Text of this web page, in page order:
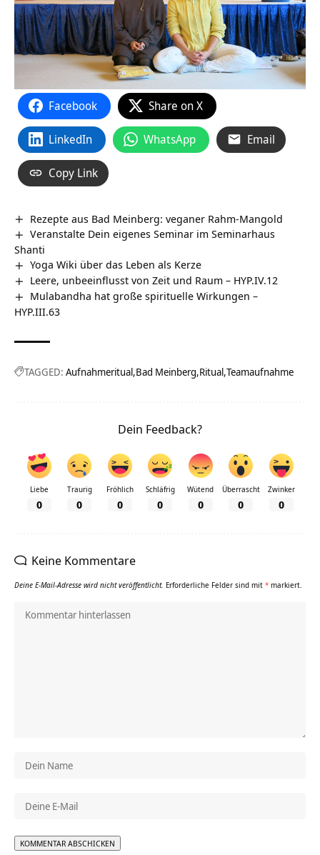
Facebook Share on X
LinkedIn WhatsApp Email
Copy Link
Rezepte aus Bad Meinberg: veganer Rahm-Mangold
Veranstalte Dein eigenes Seminar im Seminarhaus
Shanti
Yoga Wiki über das Leben als Kerze
Leere, unbeeinflusst von Zeit und Raum – HYP.IV.12
Mulabandha hat große spirituelle Wirkungen –
HYP.III.63
TAGGED: Aufnahmeritual Bad Meinberg Ritual Teamaufnahme
Dein Feedback?
Liebe
0
Traurig
0
Fröhlich
0
Schläfrig
0
Wütend
0
Überrascht
0
Zwinker
0
Keine Kommentare
Deine E-Mail-Adresse wird nicht veröffentlicht. Erforderliche Felder sind mit * markiert.